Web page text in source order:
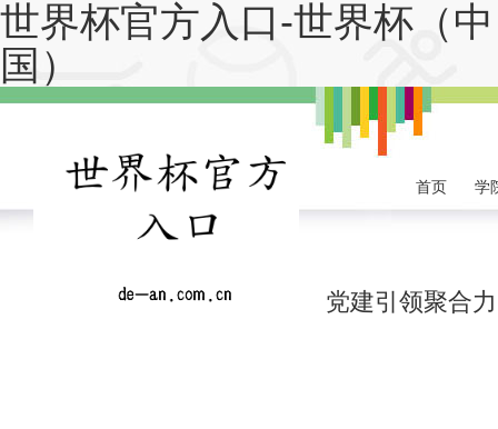
世界杯官方入口-世界杯（中
国）
首页 学
党建引领聚合